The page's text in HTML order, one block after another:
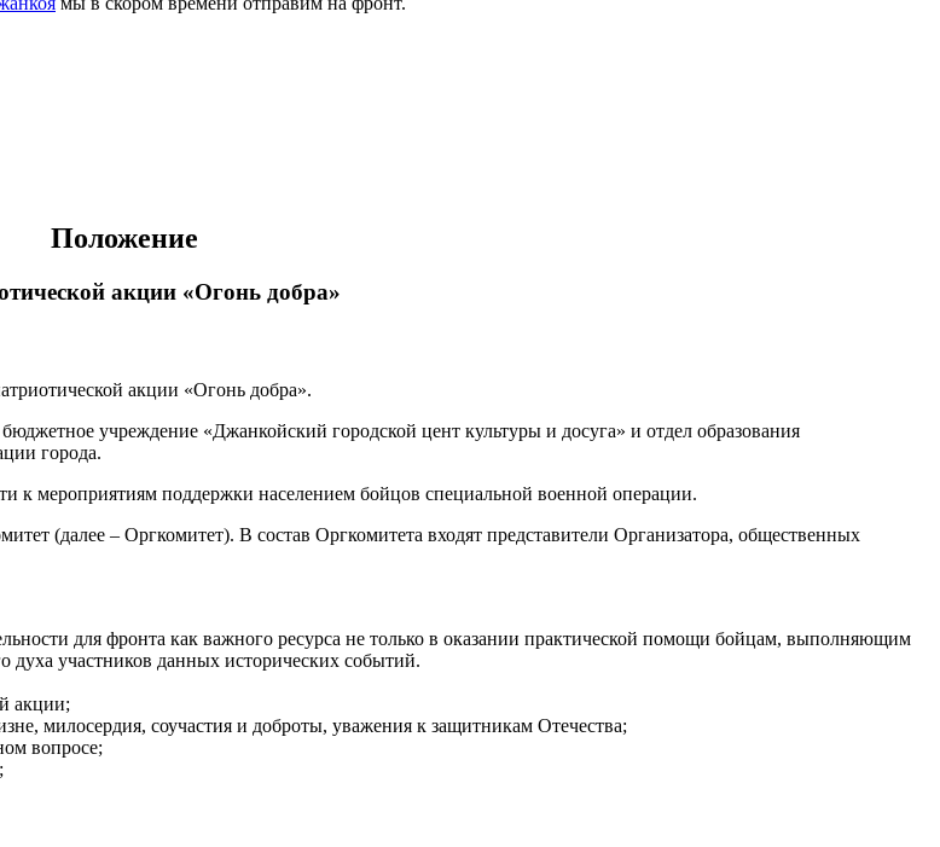
Положение
акции «Огонь добра»
акции «Огонь добра».
учреждение «Джанкойский городской цент культуры и досуга» и отдел образования
города.
к мероприятиям поддержки населением бойцов специальной военной операции.
(далее – Оргкомитет). В состав Оргкомитета входят представители Организатора, общественных
для фронта как важного ресурса не только в оказании практической помощи бойцам, выполняющим
духа участников данных исторических событий.
акции;
милосердия, соучастия и доброты, уважения к защитникам Отечества;
вопросе;